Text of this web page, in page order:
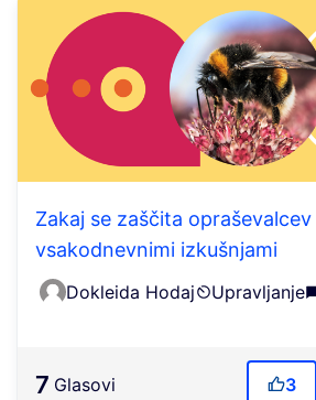
Zakaj se zaščita
vsakodnevnimi izkušnjami
Dokleida Hodaj Upravljanje
7 Glasovi 3